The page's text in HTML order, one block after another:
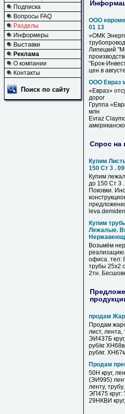
Подписка
Вопросы FAQ
Разделы
Информеры
Выставки
Реклама
О компании
Контакты
Поиск по сайту
ООО
01 13
«ОМК
Липецкий
"Брок-
цен в августе
ООО Евраз
« Евраз»
дорог
Группа «
млн
Evraz
Спрос на
Купим
150 Ст 3 .
Купим
до 150 Ст 3 .
Поковки.
Купим
Лежалые.
Возьмём
офиса. тел:
трубы 25х2
2тн.
продам
Продам
лист,
ЭИ437Б
руб/кг
руб/кг.
Продам
50Н круг,
(ЭИ995)
ленту,
ЭП475 круг:
29НКВИ